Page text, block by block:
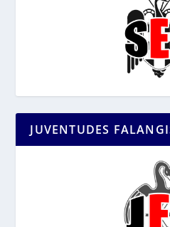
JUVENTUDES